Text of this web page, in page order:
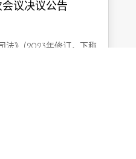
议决议公告
法》(2023年修订，下称